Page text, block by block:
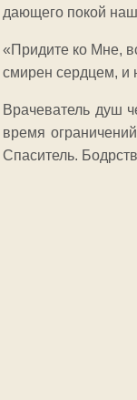
дающего покой
«Придите ко Мне,
смирен сердцем, и
Врачеватель душ
время
Спаситель.